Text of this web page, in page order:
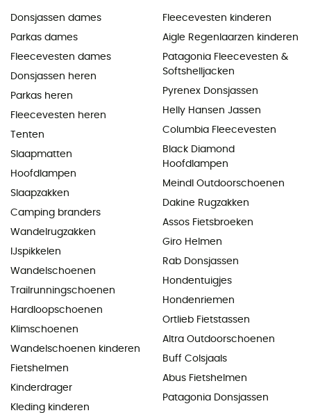
Donsjassen dames
Parkas dames
Fleecevesten dames
Donsjassen heren
Parkas heren
Fleecevesten heren
Tenten
Slaapmatten
Hoofdlampen
Slaapzakken
Camping branders
Wandelrugzakken
IJspikkelen
Wandelschoenen
Trailrunningschoenen
Hardloopschoenen
Klimschoenen
Wandelschoenen kinderen
Fietshelmen
Kinderdrager
Kleding kinderen
Fleecevesten kinderen
Aigle Regenlaarzen kinderen
Patagonia Fleecevesten &
Softshelljacken
Pyrenex Donsjassen
Helly Hansen Jassen
Columbia Fleecevesten
Black Diamond
Hoofdlampen
Meindl Outdoorschoenen
Dakine Rugzakken
Assos Fietsbroeken
Giro Helmen
Rab Donsjassen
Hondentuigjes
Hondenriemen
Ortlieb Fietstassen
Altra Outdoorschoenen
Buff Colsjaals
Abus Fietshelmen
Patagonia Donsjassen